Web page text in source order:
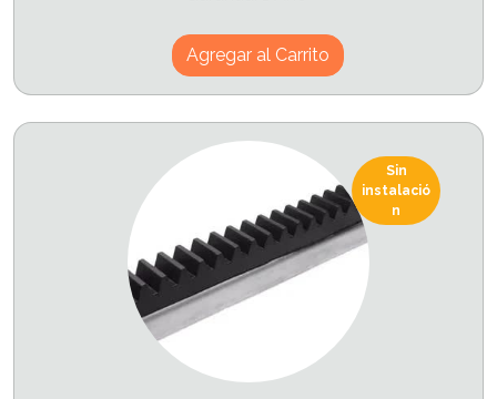
Agregar al Carrito
Sin
instalació
n